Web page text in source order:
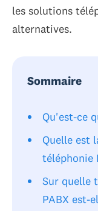
les solutions
alternatives.
Sommaire
Qu'est-ce
Quelle est
téléphonie
Sur quelle
PABX est-